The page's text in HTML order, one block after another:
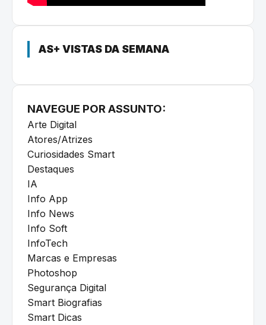
AS+ VISTAS DA SEMANA
NAVEGUE POR ASSUNTO:
Arte Digital
Atores/Atrizes
Curiosidades Smart
Destaques
IA
Info App
Info News
Info Soft
InfoTech
Marcas e Empresas
Photoshop
Segurança Digital
Smart Biografias
Smart Dicas